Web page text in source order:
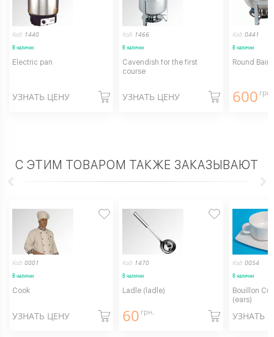
Код: 1440
В наличии
Electric pan
УЗНАТЬ ЦЕНУ
Код: 1466
В наличии
Cavendish for the first
course
УЗНАТЬ ЦЕНУ
Код: 0441
В наличии
Round
600 грн.
С ЭТИМ ТОВАРОМ ТАКЖЕ ЗАКАЗЫВАЮТ
Код: 0001
В наличии
Cook
УЗНАТЬ ЦЕНУ
Код: 1470
В наличии
Ladle (ladle)
60 грн.
Код: 0054
В наличии
Bouillon
(ears)
УЗНАТЬ